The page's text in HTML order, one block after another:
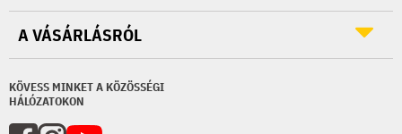
KÖVESS MINKET A KÖZÖSSÉGI
HÁLÓZATOKON
A VÁSÁRLÁSRÓL